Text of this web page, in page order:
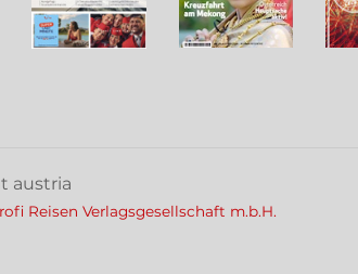
austria
Reisen Verlagsgesellschaft m.b.H.